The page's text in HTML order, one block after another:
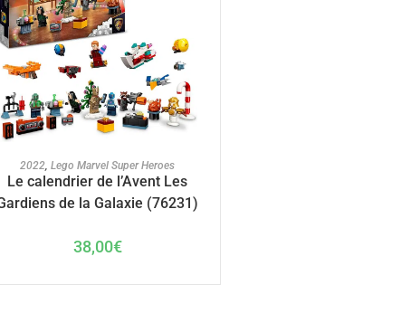
AJOUTER AU PANIER
2022 ,Lego Marvel Super Heroes
Le calendrier de l’Avent Les
de la Galaxie (76231)
38,00€